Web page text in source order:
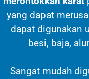
yang dapat
dapat digunakan
besi, baja,
Sangat mudah